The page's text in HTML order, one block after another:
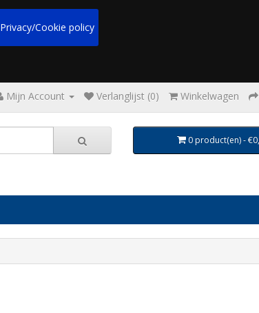
Privacy/Cookie policy
Mijn Account Verlanglijst (0) Winkelwagen
0 product(en) -